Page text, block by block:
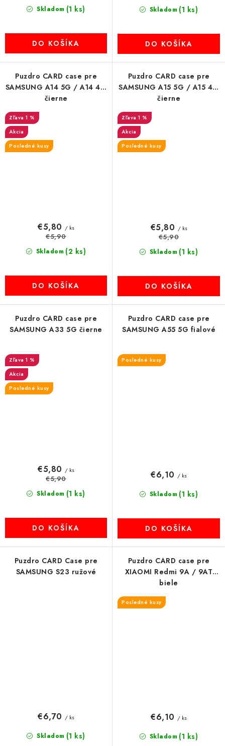
Skladom (1 ks)
DO KOŠÍKA
Skladom (1 ks)
DO KOŠÍKA
Puzdro CARD case pre
SAMSUNG A14 5G / A14 4G
čierne
1 %
Akcia
Posledné kusy
Skladom (2 ks)
€5,80 / ks
€5,90
DO KOŠÍKA
Puzdro CARD case pre
SAMSUNG A15 5G / A15 4G
čierne
1 %
Akcia
Posledné kusy
Skladom (1 ks)
€5,80 / ks
€5,90
DO KOŠÍKA
Puzdro CARD case pre
SAMSUNG A33 5G čierne
1 %
Akcia
Posledné kusy
Skladom (1 ks)
€5,80 / ks
€5,90
DO KOŠÍKA
Puzdro CARD case pre
SAMSUNG A55 5G fialové
Posledné kusy
Skladom (1 ks)
€6,10 / ks
DO KOŠÍKA
Puzdro CARD Case pre
SAMSUNG S23 ružové
Skladom (1 ks)
€6,70 / ks
Puzdro CARD case pre
XIAOMI Redmi 9A / 9AT
biele
Posledné kusy
Skladom (1 ks)
€6,10 / ks